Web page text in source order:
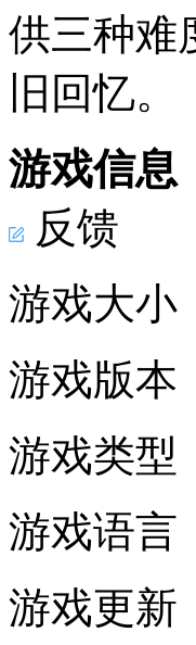
供三种难
旧回忆。
游戏信息
反馈
游戏大小
游戏版本
游戏类型
游戏语言
游戏更新